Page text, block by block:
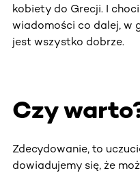
kobiety do Grecji. I
wiadomości co dalej, w
jest wszystko dobrze.
Czy
Zdecydowanie, to
dowiadujemy się, że